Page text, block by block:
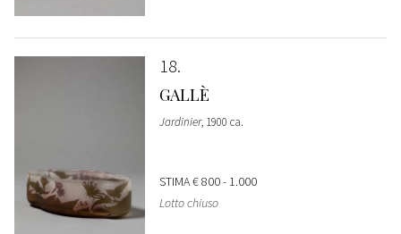
18
GALLÈ
Jardinier, 1900 ca.
STIMA€ 800 - 1.000
Lotto chiuso